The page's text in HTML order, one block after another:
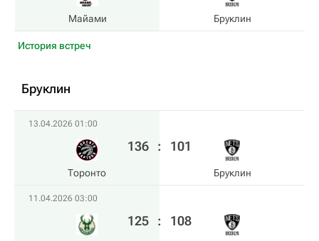
Майами Бруклин
История встреч
Бруклин
13.04.2026 01:00
Торонто
136 : 101
Бруклин
11.04.2026 03:00
125 : 108